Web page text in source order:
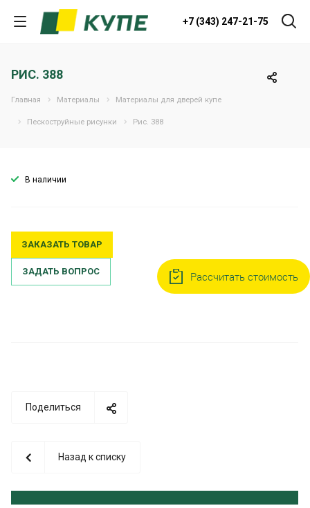
+7 (343) 247-21-75
РИС. 388
Главная Материалы Материалы для дверей купе
Пескоструйные рисунки Рис. 388
В наличии
ЗАКАЗАТЬ ТОВАР
ЗАДАТЬ ВОПРОС
Поделиться
Назад к списку
Рассчитать стоимость